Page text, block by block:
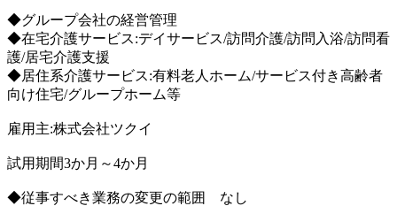
◆グループ会社の経営管理
◆在宅介護サービス:デイサービス/訪問介護/訪問入浴/訪問看
護/居宅介護支援
◆居住系介護サービス:有料老人ホーム/サービス付き高齢者
向け住宅/グループホーム等
雇用主:株式会社ツクイ
試用期間3か月～4か月
◆従事すべき業務の変更の範囲 なし